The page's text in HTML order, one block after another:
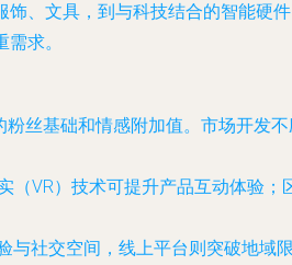
、文具，到与科技结合的智能硬
求。
丝基础和情感附加值。市场开发
（VR）技术可提升产品互动体验
与社交空间，线上平台则突破地